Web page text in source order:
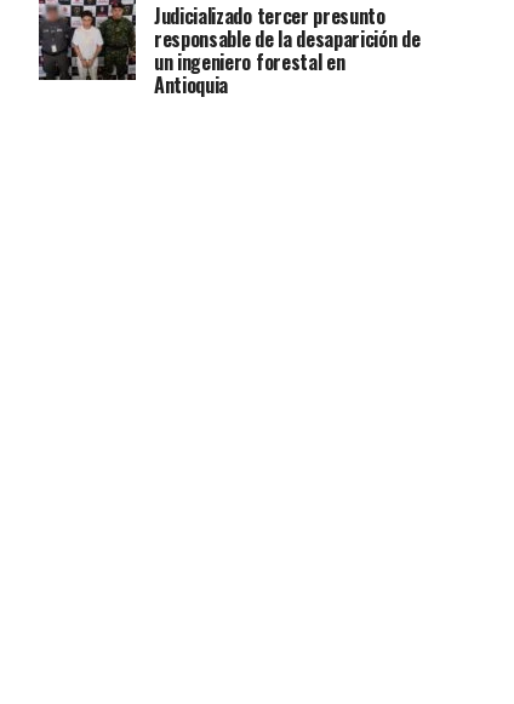
Judicializado tercer presunto
responsable de la desaparición de
un ingeniero forestal en
Antioquia